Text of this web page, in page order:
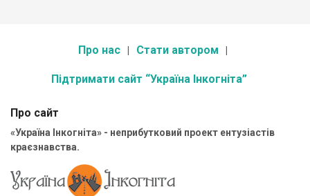
Про нас Стати автором
Підтримати сайт “Україна Інкогніта”
Про сайт
«Україна Інкогніта» - неприбутковий проект ентузіастів
краєзнавства.